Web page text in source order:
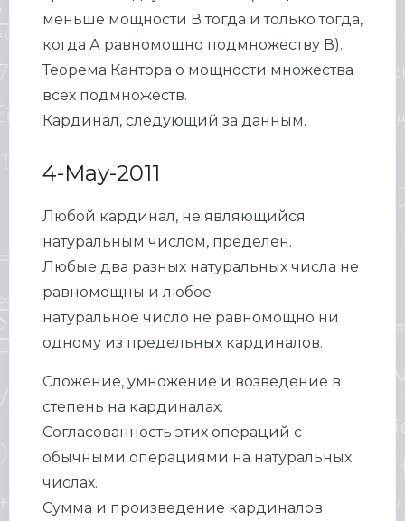
меньше мощности В тогда и только тогда,
когда А равномощно подмножеству В).
Теорема Кантора о мощности множества
всех подмножеств.
Кардинал, следующий за данным.
4-May-2011
Любой кардинал, не являющийся
натуральным числом, пределен.
Любые два разных натуральных числа не
равномощны и любое
натуральное число не равномощно ни
одному из предельных кардиналов.
Сложение, умножение и возведение в
степень на кардиналах.
Согласованность этих операций с
обычными операциями на натуральных
числах.
Сумма и произведение кардиналов